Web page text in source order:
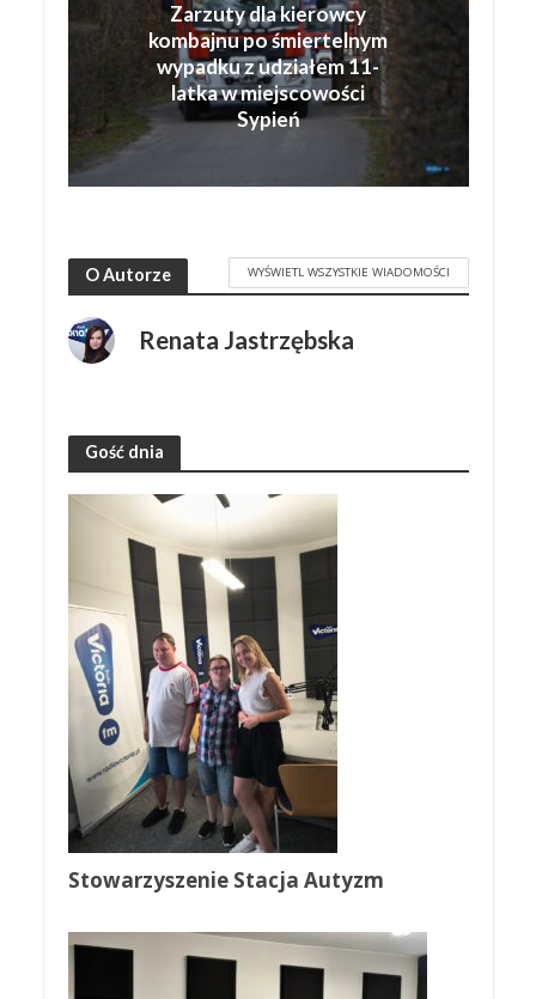
Zarzuty dla kierowcy
kombajnu po śmiertelnym
wypadku z udziałem 11-
latka w miejscowości
Sypień
O Autorze WYŚWIETL WSZYSTKIE WIADOMOŚCI
Renata Jastrzębska
Gość dnia
Stowarzyszenie Stacja Autyzm